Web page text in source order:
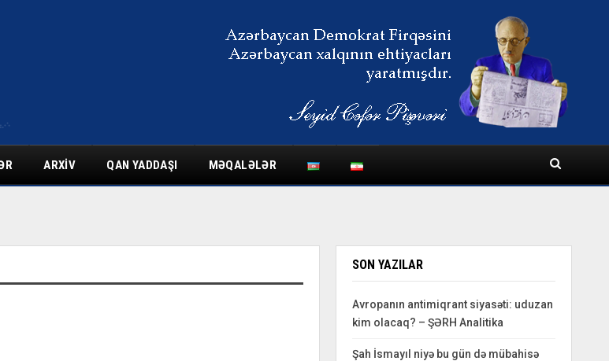
ARXIV QAN YADDAŞI MƏQALƏLƏR
SON YAZILAR
Avropanın antimiqrant siyasəti: uduzan
kim olacaq? – ŞƏRH Analitika
Şah İsmayıl niyə bu gün də mübahisə